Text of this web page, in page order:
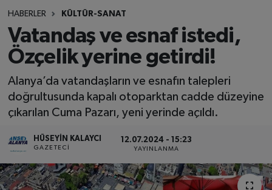
HABERLER KÜLTÜR-SANAT
Vatandaş ve esnaf istedi,
Özçelik yerine getirdi!
Alanya’da vatandaşların ve esnafın talepleri
doğrultusunda kapalı otoparktan cadde düzeyine
çıkarılan Cuma Pazarı, yeni yerinde açıldı.
HÜSEYIN KALAYCI
GAZETECI
12.07.2024 - 15:23
YAYINLANMA